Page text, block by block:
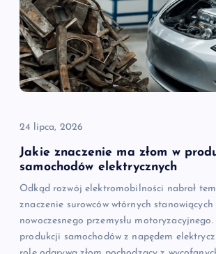
24 lipca, 2026
Jakie znaczenie ma złom w
samochodów elektrycznych
Odkąd rozwój elektromobilności nabrał
znaczenie surowców wtórnych
nowoczesnego przemysłu
produkcji samochodów z napędem